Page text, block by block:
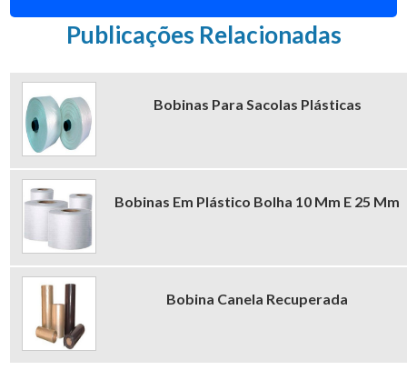
Publicações Relacionadas
Bobinas Para Sacolas Plásticas
Bobinas Em Plástico Bolha 10 Mm E 25 Mm
Bobina Canela Recuperada